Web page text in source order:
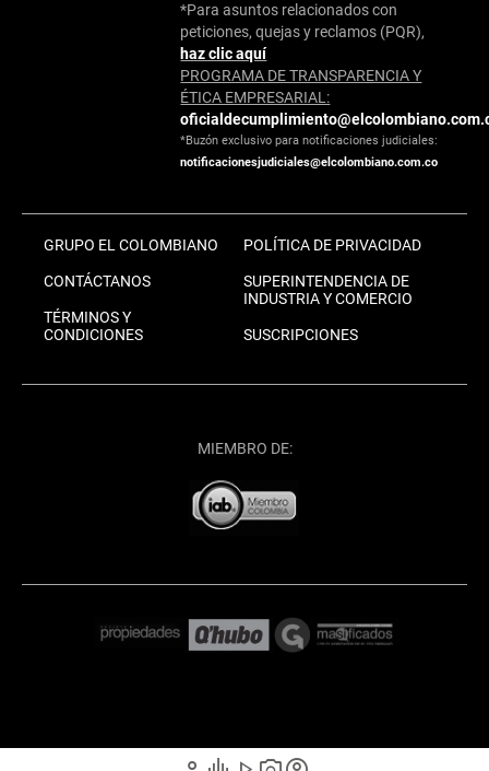
*Para asuntos relacionados con
peticiones, quejas y reclamos (PQR),
haz clic aquí
PROGRAMA DE TRANSPARENCIA Y
ÉTICA EMPRESARIAL:
*Buzón exclusivo para notificaciones judiciales:
notificacionesjudiciales@elcolombiano.com.co
GRUPO EL COLOMBIANO
CONTÁCTANOS
TÉRMINOS Y
CONDICIONES
POLÍTICA DE PRIVACIDAD
SUPERINTENDENCIA DE
INDUSTRIA Y COMERCIO
SUSCRIPCIONES
MIEMBRO DE: